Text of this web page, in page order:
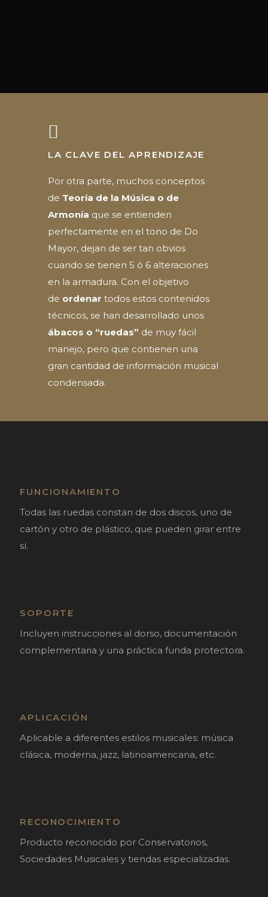
LA CLAVE DEL APRENDIZAJE
Por otra parte, muchos conceptos
de Teoría de la Música o de
Armonía que se entienden
perfectamente en el tono de Do
Mayor, dejan de ser tan obvios
cuando se tienen 5 ó 6 alteraciones
en la armadura. Con el objetivo
de ordenar todos estos contenidos
técnicos, se han desarrollado unos
ábacos o “ruedas” de muy fácil
manejo, pero que contienen una
gran cantidad de información musical
condensada.
FUNCIONAMIENTO
Todas las ruedas constan de dos discos, uno de
cartón y otro de plástico, que pueden girar entre
sí.
SOPORTE
Incluyen instrucciones al dorso, documentación
complementaria y una práctica funda protectora.
APLICACIÓN
Aplicable a diferentes estilos musicales: música
clásica, moderna, jazz, latinoamericana, etc.
RECONOCIMIENTO
Producto reconocido por Conservatorios,
Sociedades Musicales y tiendas especializadas.